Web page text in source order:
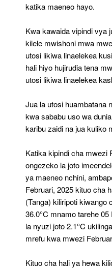
katika maeneo hayo.
Kwa kawaida vipindi vya
kilele mwishoni mwa
utosi likiwa linaelekea
hali hiyo hujirudia tena
utosi likiwa linaelekea
Jua la utosi huambatana
kwa sababu uso wa
karibu zaidi na jua kuliko
Katika kipindi cha mwezi
ongezeko la joto
ya maeneo nchini,
Februari, 2025 kituo cha
(Tanga) kiliripoti kiwango
36.0°C mnamo tarehe
la nyuzi joto 2.1°C
mrefu kwa mwezi
Kituo cha hali ya hewa